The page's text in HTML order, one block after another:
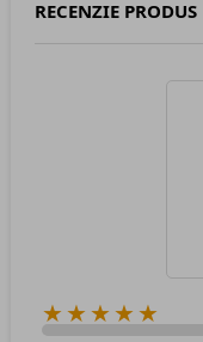
RECENZIE PRODUS
★★★★★